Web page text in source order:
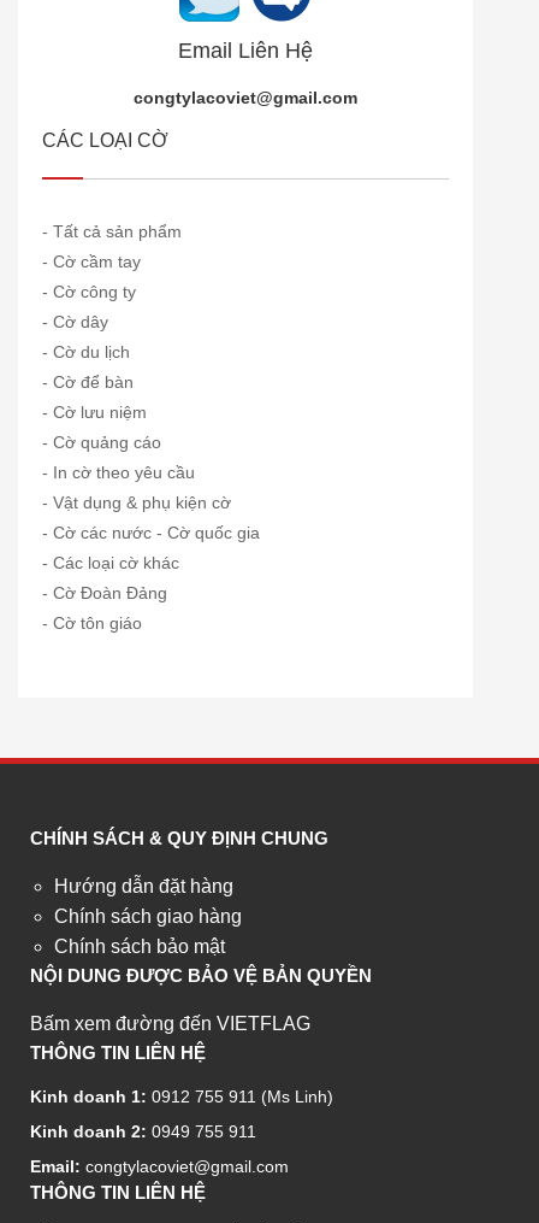
Email Liên Hệ
congtylacoviet@gmail.com
CÁC LOẠI CỜ
- Tất cả sản phẩm
- Cờ cầm tay
- Cờ công ty
- Cờ dây
- Cờ du lịch
- Cờ để bàn
- Cờ lưu niệm
- Cờ quảng cáo
- In cờ theo yêu cầu
- Vật dụng & phụ kiện cờ
- Cờ các nước - Cờ quốc gia
- Các loại cờ khác
- Cờ Đoàn Đảng
- Cờ tôn giáo
CHÍNH SÁCH & QUY ĐỊNH CHUNG
Hướng dẫn đặt hàng
Chính sách giao hàng
Chính sách bảo mật
NỘI DUNG ĐƯỢC BẢO VỆ BẢN QUYỀN
Bấm xem đường đến VIETFLAG
THÔNG TIN LIÊN HỆ
Kinh doanh 1: 0912 755 911 (Ms Linh)
Kinh doanh 2: 0949 755 911
Email: congtylacoviet@gmail.com
THÔNG TIN LIÊN HỆ